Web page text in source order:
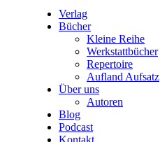
Verlag
Bücher
Kleine Reihe
Werkstattbücher
Repertoire
Aufland Aufsatz
Über uns
Autoren
Blog
Podcast
Kontakt